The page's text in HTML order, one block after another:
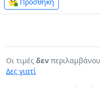
Οι τιμές δεν
Δες γιατί